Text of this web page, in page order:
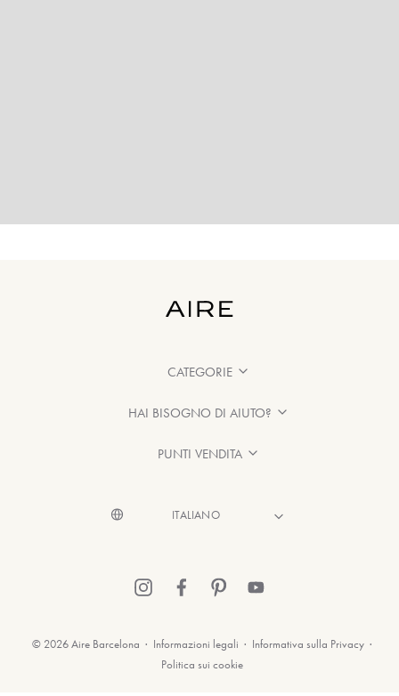
CATEGORIE
HAI BISOGNO DI AIUTO?
PUNTI VENDITA
© 2026 Aire Barcelona · Informazioni legali · Informativa sulla Privacy ·
Politica sui cookie